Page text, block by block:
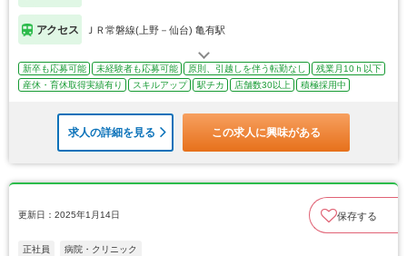
アクセス ＪＲ常磐線(上野－仙台) 亀有駅
新卒も応募可能 未経験者も応募可能 原則、引越しを伴う転勤なし
残業月10ｈ以下
産休・育休取得実績有り
スキルアップ 駅チカ 店舗数30以上 積極採用中
求人の詳細を見る この求人に興味がある
更新日：2025年1月14日 保存する
正社員 病院・クリニック